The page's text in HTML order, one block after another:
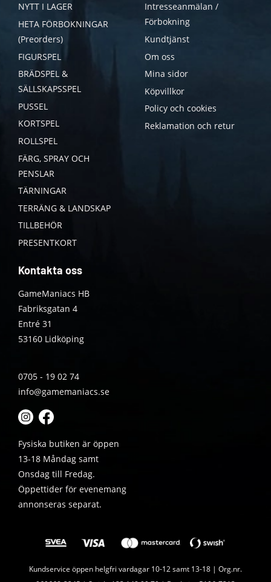
NYTT I LAGER
HETA FÖRBOKNINGAR
(Preorders)
FIGURSPEL
BRÄDSPEL &
SÄLLSKAPSSPEL
PUSSEL
KORTSPEL
ROLLSPEL
FÄRG, SPRAY OCH
PENSLAR
TÄRNINGAR
TERRÄNG & LANDSKAP
TILLBEHÖR
PRESENTKORT
Intresseanmälan /
Förbokning
Kundtjänst
Om oss
Mina sidor
Köpvillkor
Policy och cookies
Reklamation och retur
Kontakta oss
GameManiacs HB
Fabriksgatan 4
Entré 31
53160 Lidköping
0705 - 19 02 74
info@gamemaniacs.se
Fysiska butiken är öppen
13-18 Måndag samt
Onsdag till Fredag.
Öppettider för evenemang
annonseras separat.
Kundservice öppen helgfri vardagar 10-12 samt 13-18 | Org.nr.